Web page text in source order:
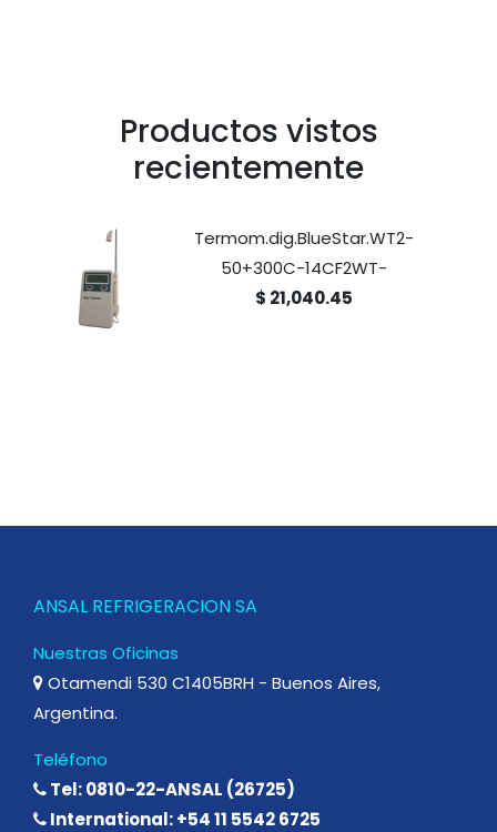
Productos vistos
recientemente
Termom.dig.BlueStar.WT2-
50+300C-14CF2WT-
$ 21,040.45
ANSAL REFRIGERACION SA
Nuestras Oficinas
Otamendi 530 C1405BRH - Buenos Aires,
Argentina.
Teléfono
Tel: 0810-22-ANSAL (26725)
International: +54 11 5542 6725